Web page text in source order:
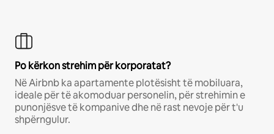
Po kërkon strehim për korporatat?
Në Airbnb ka apartamente plotësisht të mobiluara,
ideale për të akomoduar personelin, për strehimin e
punonjësve të kompanive dhe në rast nevoje për t'u
shpërngulur.